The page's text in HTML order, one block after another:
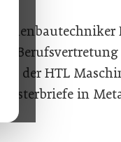
der HTL
in